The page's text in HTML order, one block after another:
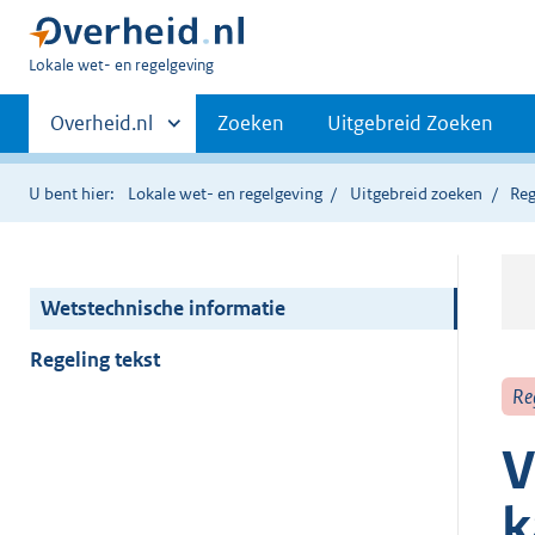
U
hier:
Lokale wet- en regelgeving
Primaire
navigatie
Andere
sites
binnen
Overheid.nl Zoeken Uitgebreid Zoeken
U bent hier: Lokale wet- en regelgeving Uitgebreid zoeken
Wetstechnische informatie
Regeling tekst